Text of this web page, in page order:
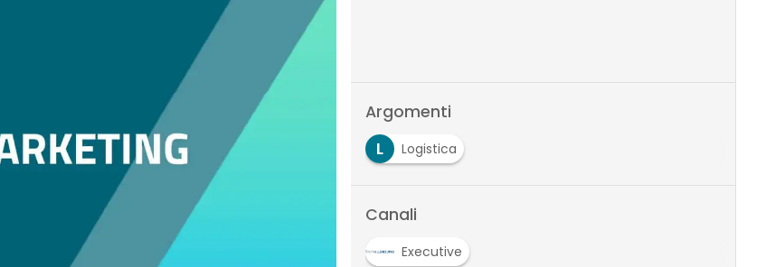
Argomenti
L
Logistica
Canali
Executive